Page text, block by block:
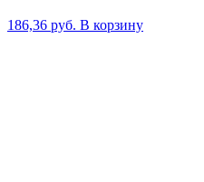
186,36 руб. В корзину